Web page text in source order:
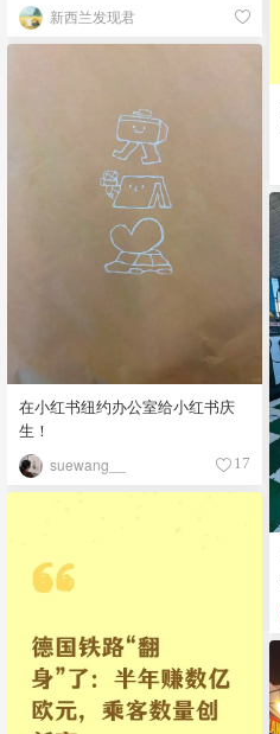
新西兰发现君
在小红书纽约办公室给小红书庆
生！
suewang__ 17